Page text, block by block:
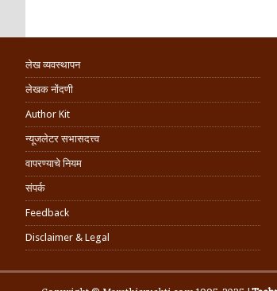
लेख व्यवस्थापन
लेखक नोंदणी
Author Kit
न्यूजलेटर सभासदत्त्व
वापरण्याचे नियम
संपर्क
Feedback
Disclaimer & Legal